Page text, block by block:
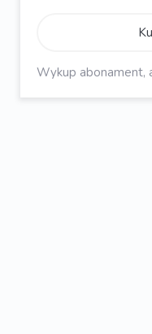
Wykup abonament,